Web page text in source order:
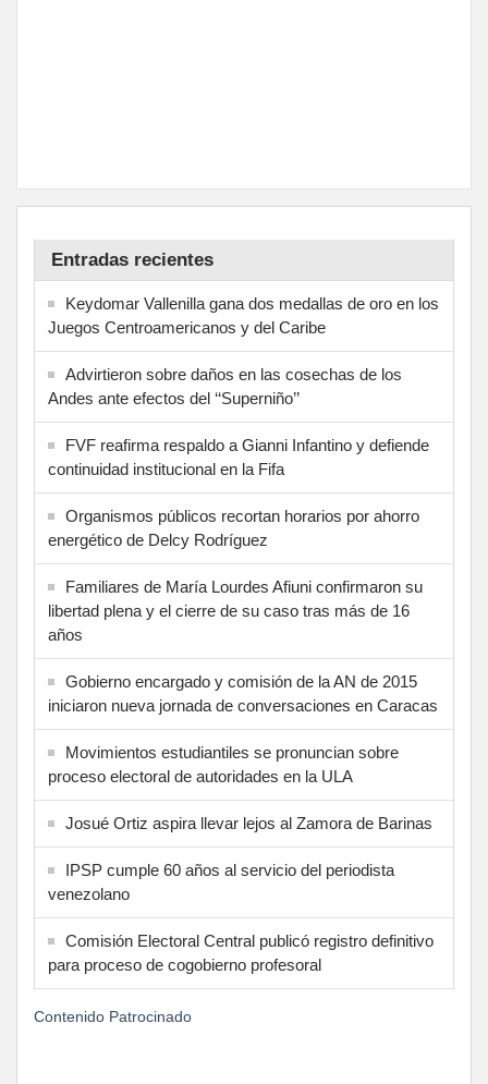
Entradas recientes
Keydomar Vallenilla gana dos medallas de oro en los
Juegos Centroamericanos y del Caribe
Advirtieron sobre daños en las cosechas de los
Andes ante efectos del ‘‘Superniño’’
FVF reafirma respaldo a Gianni Infantino y defiende
continuidad institucional en la Fifa
Organismos públicos recortan horarios por ahorro
energético de Delcy Rodríguez
Familiares de María Lourdes Afiuni confirmaron su
libertad plena y el cierre de su caso tras más de 16
años
Gobierno encargado y comisión de la AN de 2015
iniciaron nueva jornada de conversaciones en Caracas
Movimientos estudiantiles se pronuncian sobre
proceso electoral de autoridades en la ULA
Josué Ortiz aspira llevar lejos al Zamora de Barinas
IPSP cumple 60 años al servicio del periodista
venezolano
Comisión Electoral Central publicó registro definitivo
para proceso de cogobierno profesoral
Contenido Patrocinado